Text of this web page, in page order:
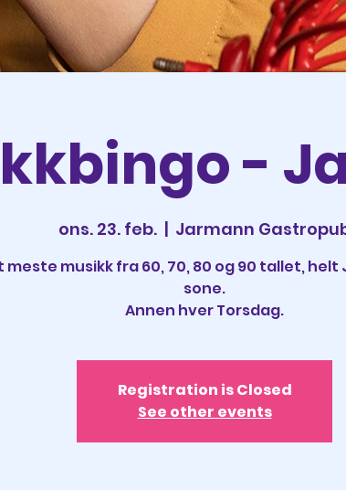
-
ons. 23. feb.
  |
Jarmann
meste musikk fra 60, 70, 80 og 90 tallet, helt
sone.
Annen hver Torsdag.
Registration is Closed
See other events